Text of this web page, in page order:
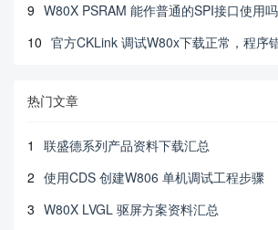
9 W80X PSRAM 能作普通的SPI接口使用
10 官方CKLink 调试W80x下载正常，程序
热门文章
1
联盛德系列产品资料下载汇总
2 使用CDS 创建W806 单机调试工程步骤
3 W80X LVGL 驱屏方案资料汇总